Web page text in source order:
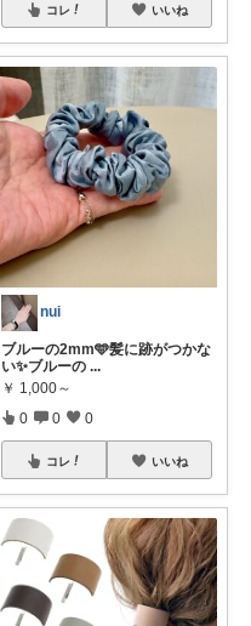
コレ いいね
nui
ブルーの2mm🩵髪に跡がつかな
い✨ブルーの ...
￥ 1,000～
0 0 0
コレ いいね